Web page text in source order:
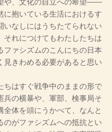
や、文化の自立への希望――
に抱いている生活におけるす
いなしにはうちたてられない
それにつけてもわたしたちは
ファシズムのこんにちの日本
見きわめる必要があると思い
はすぐ戦争中のままの形で
兵の横暴や、軍部、検事局そ
体を頭にうかべて、なんと
のがファシズムへの抵抗とい